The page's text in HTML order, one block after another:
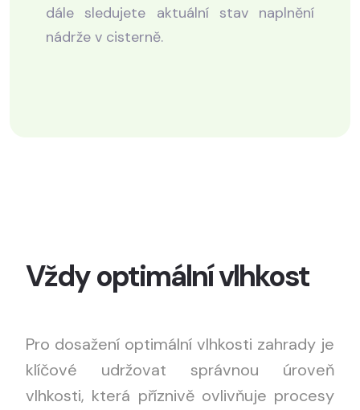
dále sledujete aktuální stav naplnění
nádrže v cisterně.
Vždy optimální vlhkost
Pro dosažení optimální vlhkosti zahrady je
klíčové udržovat správnou úroveň
vlhkosti, která příznivě ovlivňuje procesy